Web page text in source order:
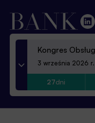
Kongres
3 września 2026 r.
27dni